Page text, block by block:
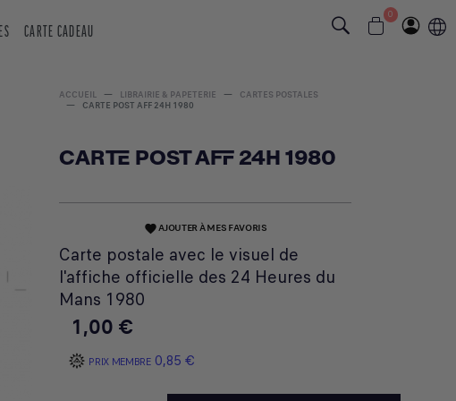
CARTE CADEAU
0
ACCUEIL LIBRAIRIE & PAPETERIE
CARTES POSTALES
CARTE POST AFF 24H 1980
CARTE POST AFF 24H 1980
favoriteAJOUTER À MES FAVORIS
Carte postale avec le visuel de
l'affiche officielle des 24 Heures du
Mans 1980
1,00 €
PRIX MEMBRE 0,85 €